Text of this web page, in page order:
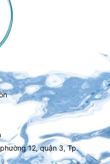
12, quận 3, Tp.